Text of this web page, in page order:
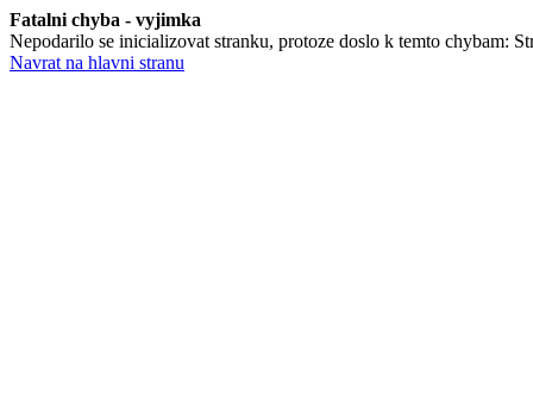
Fatalni chyba - vyjimka
Nepodarilo se inicializovat stranku, protoze doslo k temto chybam:
Navrat na hlavni stranu